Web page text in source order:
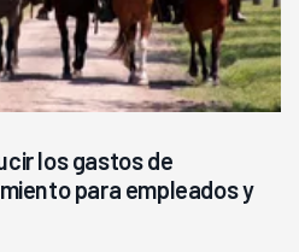
los gastos de
para empleados y